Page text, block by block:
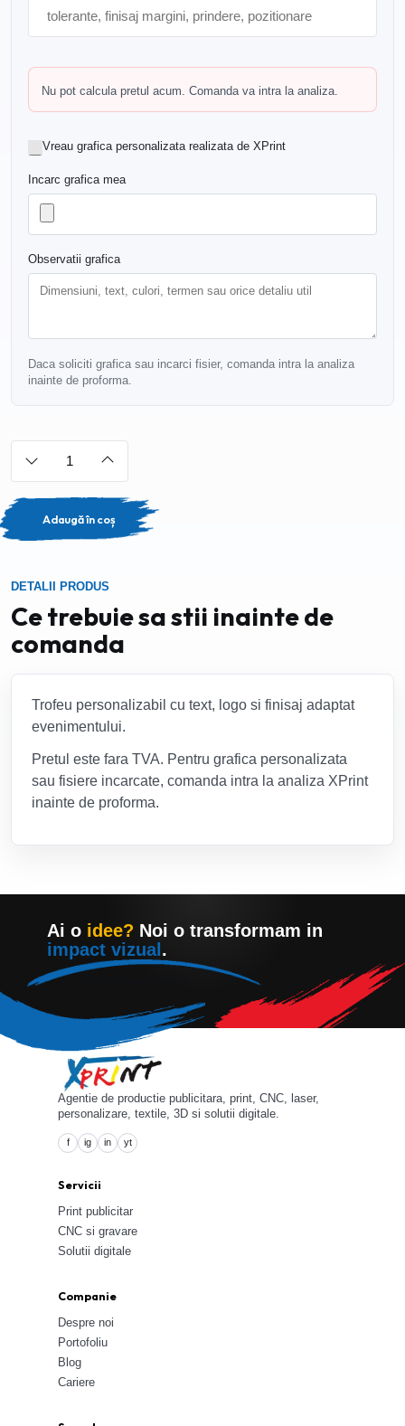
Nu pot calcula pretul acum. Comanda va intra la analiza.
Vreau grafica personalizata realizata de XPrint
Incarc grafica mea
Observatii grafica
Daca soliciti grafica sau incarci fisier, comanda intra la analiza
inainte de proforma.
Adaugă în coș
DETALII PRODUS
Ce trebuie sa stii inainte de
comanda
Trofeu personalizabil cu text, logo si finisaj adaptat
evenimentului.
Pretul este fara TVA. Pentru grafica personalizata
sau fisiere incarcate, comanda intra la analiza XPrint
inainte de proforma.
Ai o idee? Noi o transformam in
impact vizual .
Agentie de productie publicitara, print, CNC, laser,
personalizare, textile, 3D si solutii digitale.
f ig in yt
Servicii
Print publicitar
CNC si gravare
Solutii digitale
Companie
Despre noi
Portofoliu
Blog
Cariere